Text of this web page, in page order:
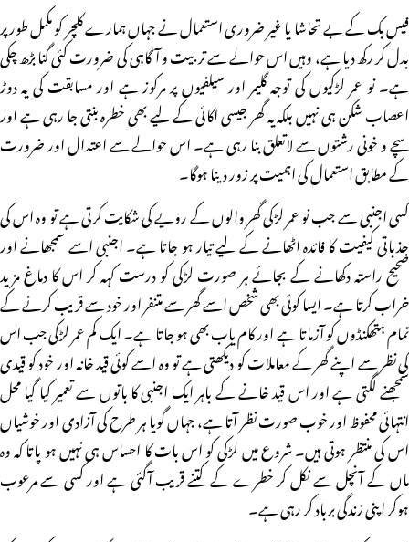
فیس بک کے بے تحاشا یا غیر ضروری استعمال نے جہاں ہمارے کلچر کو مکمل طور پر
بدل کر رکھ دیا ہے، وہیں اس حوالے سے تربیت و آگاہی کی ضرورت کئی گنا بڑھ چکی
ہے۔ نو عمر لڑکیوں کی توجہ گلیمر اور سیلفیوں پر مرکوز ہے اور مسابقت کی یہ دوڑ
اعصاب شکن ہی نہیں بلکہ یہ گھر جیسی اکائی کے لیے بھی خطرہ بنتی جا رہی ہے اور
سچے و خونی رشتوں سے لاتعلق بنا رہی ہے۔ اس حوالے سے اعتدال اور ضرورت
کے مطابق استعمال کی اہمیت پر زور دینا ہوگا۔
کسی اجنبی سے جب نو عمر لڑکی گھر والوں کے رویے کی شکایت کرتی ہے تو وہ اس کی
جذباتی کیفیت کا فائدہ اٹھانے کے لیے تیار ہو جاتا ہے۔ اجنبی اسے سمجھانے اور
صحیح راستہ دکھانے کے بجائے ہر صورت لڑکی کو درست کہہ کر اس کا دماغ مزید
خراب کرتا ہے۔ ایسا کوئی بھی شخص اسے گھر سے متنفر اور خود سے قریب کرنے کے
تمام ہتھکنڈوں کو آزماتا ہے اور کام یاب بھی ہو جاتا ہے۔ ایک کم عمر لڑکی جب اس
کی نظر سے اپنے گھر کے معاملات کو دیکھتی ہے تو وہ اسے کوئی قید خانہ اور خود کو قیدی
سمجھنے لگتی ہے اور اس قید خانے کے باہر ایک اجنبی کا باتوں سے تعمیر کیا گیا محل
انتہائی محفوظ اور خوب صورت نظر آتا ہے، جہاں گویا ہر طرح کی آزادی اور خوشیاں
اس کی منتظر ہوتی ہیں۔ شروع میں لڑکی کو اس بات کا احساس ہی نہیں ہو پاتا کہ وہ
ماں کے آنچل سے نکل کر خطرے کے کتنے قریب آگئی ہے اور کسی سے مرعوب
ہوکر اپنی زندگی برباد کر رہی ہے۔